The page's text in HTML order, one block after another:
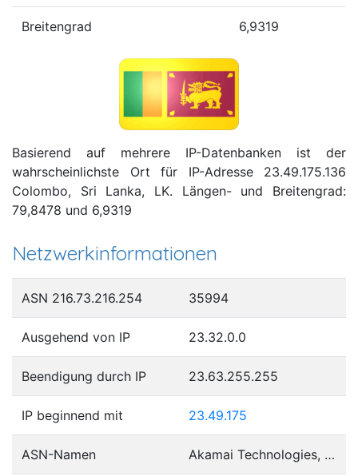
Breitengrad 6,9319
Basierend auf mehrere IP-Datenbanken ist der
wahrscheinlichste Ort für IP-Adresse 23.49.175.136
Colombo, Sri Lanka, LK. Längen- und Breitengrad:
79,8478 und 6,9319
Netzwerkinformationen
ASN 216.73.216.254 35994
Ausgehend von IP 23.32.0.0
Beendigung durch IP 23.63.255.255
IP beginnend mit 23.49.175
ASN-Namen Akamai Technologies, Inc.